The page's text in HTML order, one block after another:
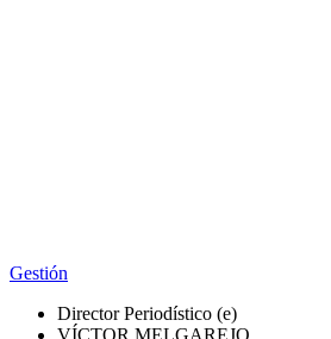
Gestión
Director Periodístico (e)